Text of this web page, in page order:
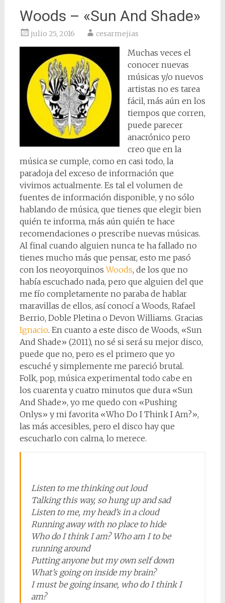
Woods – «Sun And Shade»
julio 25, 2016 cesarmejias
Muchas veces el
conocer nuevas
músicas y/o nuevos
artistas no es tarea
fácil, más aún en los
tiempos que corren,
puede parecer
anacrónico pero
creo que en la
música se cumple, como en casi todo, la
paradoja del exceso de información que
vivimos actualmente. Es tal el volumen de
fuentes de información disponible, y no sólo
hablando de música, que tienes que elegir bien
quién te informa, más aún quién te hace
recomendaciones o prescribe nuevas músicas.
Al final cuando alguien nunca te ha fallado no
tienes mucho más que pensar, esto me pasó
con los neoyorquinosWoods, de los que no
había escuchado nada, pero que alguien del que
me fío completamente no paraba de hablar
maravillas de ellos, así conocí a Woods, Rafael
Berrio, Doble Pletina o Devon Williams. Gracias
Ignacio. En cuanto a este disco de Woods, «Sun
And Shade» (2011), no sé si será su mejor disco,
puede que no, pero es el primero que yo
escuché y simplemente me pareció brutal.
Folk, pop, música experimental todo cabe en
los cuarenta y cuatro minutos que dura «Sun
And Shade», yo me quedo con «Pushing
Onlys» y mi favorita «Who Do I Think I Am?»,
las más accesibles, pero el disco hay que
escucharlo con calma, lo merece.
Listen to me thinking out loud
Talking this way, so hung up and sad
Listen to me, my head’s in a cloud
Running away with no place to hide
Who do I think I am? Who am I to be
running around
Putting anyone but my own self down
What’s going on inside my brain?
I must be going insane, who do I think I
am?